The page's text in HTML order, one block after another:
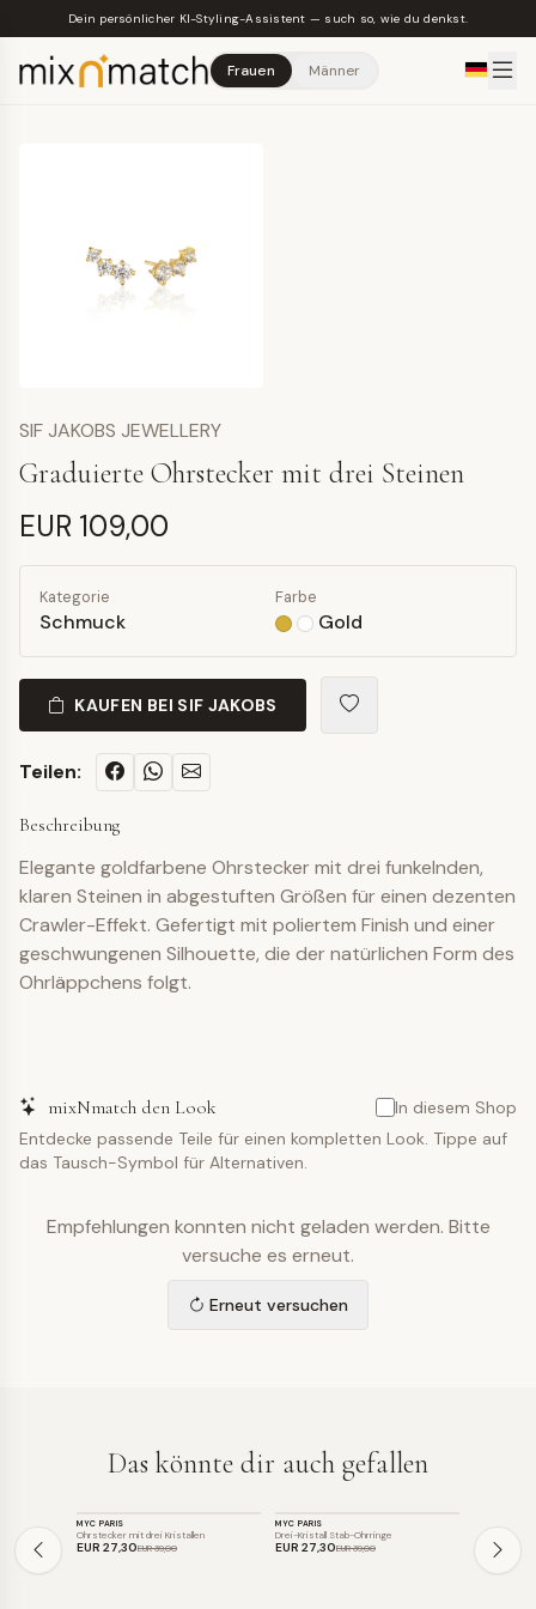
Skip to main content
Dein persönlicher KI-Styling-Assistent — such so, wie du denkst.
Frauen Männer
SIF JAKOBS JEWELLERY
Graduierte Ohrstecker mit drei Steinen
EUR 109,00
Kategorie
Schmuck
Farbe
Gold
KAUFEN BEI SIF JAKOBS
Teilen:
Beschreibung
Elegante goldfarbene Ohrstecker mit drei funkelnden,
klaren Steinen in abgestuften Größen für einen dezenten
Crawler-Effekt. Gefertigt mit poliertem Finish und einer
geschwungenen Silhouette, die der natürlichen Form des
Ohrläppchens folgt.
mixNmatch den Look
In diesem Shop
Entdecke passende Teile für einen kompletten Look. Tippe auf
das Tausch-Symbol für Alternativen.
Empfehlungen konnten nicht geladen werden. Bitte
versuche es erneut.
Erneut versuchen
Das könnte dir auch gefallen
SALE
MYC PARIS
Ohrstecker mit drei Kristallen
EUR 27,30EUR 39,00
SALE
MYC PARIS
Drei-Kristall Stab-Ohrringe
EUR 27,30EUR 39,00 EUR 79